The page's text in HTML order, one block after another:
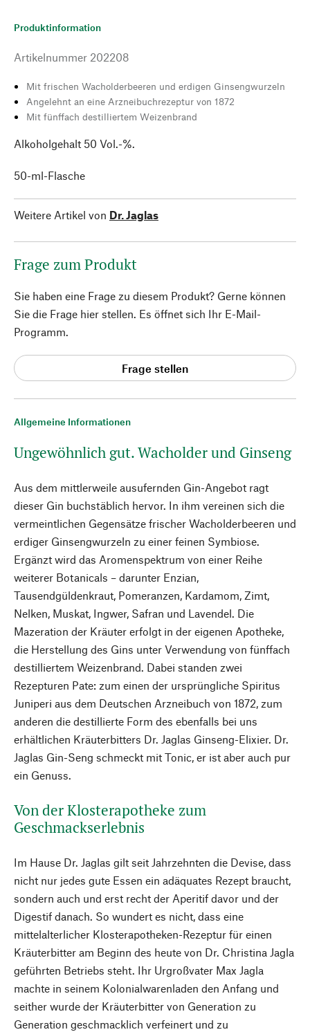
Allgemeine Informationen
Ungewöhnlich gut. Wacholder und Ginseng
Aus dem mittlerweile ausufernden Gin-Angebot ragt
dieser Gin buchstäblich hervor. In ihm vereinen sich die
vermeintlichen Gegensätze frischer Wacholderbeeren und
erdiger Ginsengwurzeln zu einer feinen Symbiose.
Ergänzt wird das Aromenspektrum von einer Reihe
weiterer Botanicals – darunter Enzian,
Tausendgüldenkraut, Pomeranzen, Kardamom, Zimt,
Nelken, Muskat, Ingwer, Safran und Lavendel. Die
Mazeration der Kräuter erfolgt in der eigenen Apotheke,
die Herstellung des Gins unter Verwendung von fünffach
destilliertem Weizenbrand. Dabei standen zwei
Rezepturen Pate: zum einen der ursprüngliche Spiritus
Juniperi aus dem Deutschen Arzneibuch von 1872, zum
anderen die destillierte Form des ebenfalls bei uns
erhältlichen Kräuterbitters Dr. Jaglas Ginseng-Elixier. Dr.
Jaglas Gin-Seng schmeckt mit Tonic, er ist aber auch pur
ein Genuss.
Von der Klosterapotheke zum
Geschmackserlebnis
Im Hause Dr. Jaglas gilt seit Jahrzehnten die Devise, dass
nicht nur jedes gute Essen ein adäquates Rezept braucht,
sondern auch und erst recht der Aperitif davor und der
Digestif danach. So wundert es nicht, dass eine
mittelalterlicher Klosterapotheken-Rezeptur für einen
Kräuterbitter am Beginn des heute von Dr. Christina Jagla
geführten Betriebs steht. Ihr Urgroßvater Max Jagla
machte in seinem Kolonialwarenladen den Anfang und
seither wurde der Kräuterbitter von Generation zu
Generation geschmacklich verfeinert und zu
Produktinformation
Artikelnummer 202208
Mit frischen Wacholderbeeren und erdigen Ginsengwurzeln
Angelehnt an eine Arzneibuchrezeptur von 1872
Mit fünffach destilliertem Weizenbrand
Alkoholgehalt 50 Vol.-%.
50-ml-Flasche
Weitere Artikel von Dr. Jaglas
Frage zum Produkt
Sie haben eine Frage zu diesem Produkt? Gerne können
Sie die Frage hier stellen. Es öffnet sich Ihr E-Mail-
Programm.
Frage stellen